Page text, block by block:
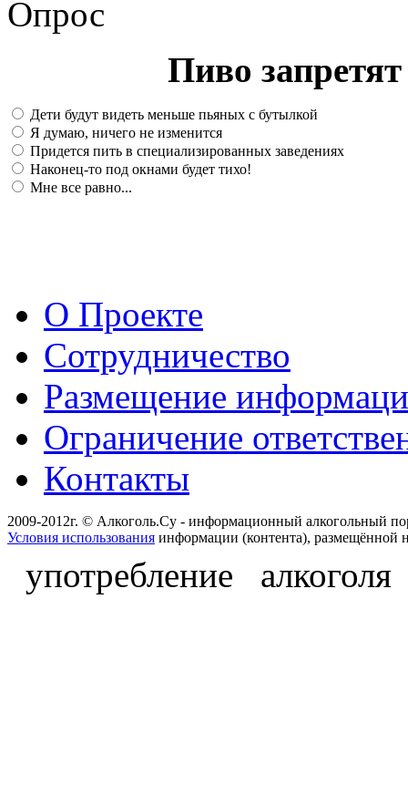
Опрос
Пиво
Дети будут видеть меньше пьяных с бутылкой
Я думаю, ничего не изменится
Придется пить в специализированных заведениях
Наконец-то под окнами будет тихо!
Мне все равно...
О Проекте
Сотрудничество
Размещение
Ограничение
Контакты
2009-2012г. © Алкоголь.Су - информационный алкогольный
Условия использования информации (контента), размещённой
употребление